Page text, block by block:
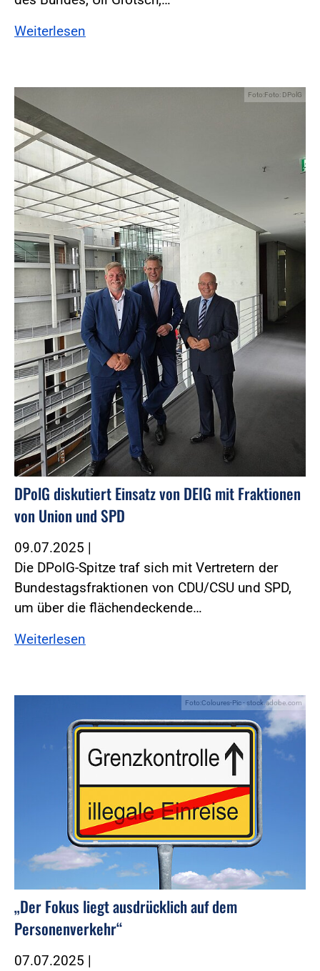
Weiterlesen
Foto:Foto: DPolG
DPolG diskutiert Einsatz von DEIG mit Fraktionen
von Union und SPD
09.07.2025 |
Die DPolG-Spitze traf sich mit Vertretern der
Bundestagsfraktionen von CDU/CSU und SPD,
um über die flächendeckende…
Weiterlesen
Foto:Coloures-Pic - stock.adobe.com
„Der Fokus liegt ausdrücklich auf dem
Personenverkehr“
07.07.2025 |